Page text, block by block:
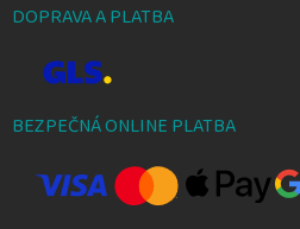
DOPRAVA A PLATBA
BEZPEČNÁ ONLINE PLATBA